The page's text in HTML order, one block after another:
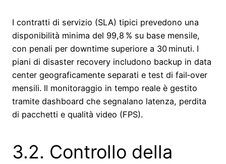
I contratti di servizio (SLA) tipici prevedono una
disponibilità minima del 99,8 % su base mensile,
con penali per downtime superiore a 30 minuti. I
piani di disaster recovery includono backup in data
center geograficamente separati e test di fail‑over
mensili. Il monitoraggio in tempo reale è gestito
tramite dashboard che segnalano latenza, perdita
di pacchetti e qualità video (FPS).
3.2. Controllo della